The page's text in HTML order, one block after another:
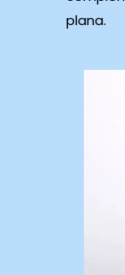
plana.